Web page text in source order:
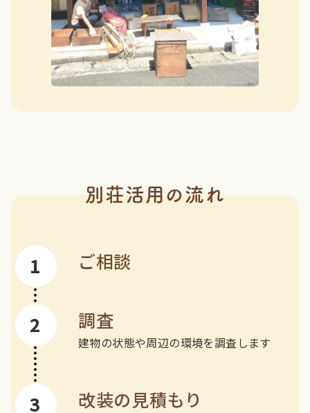
別荘活用の流れ
ご相談
調査
建物の状態や周辺の環境を調査します
改装の見積もり